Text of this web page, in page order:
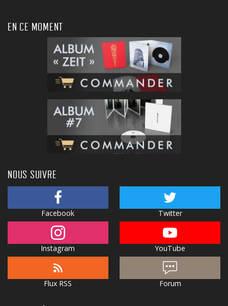
EN CE MOMENT
NOUS SUIVRE
Facebook Twitter
Instagram YouTube
Flux RSS Forum